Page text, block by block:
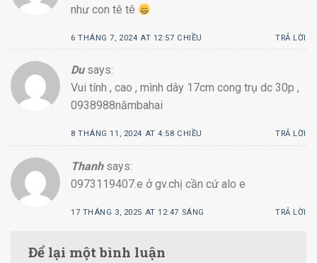
như con tê tê
6 THÁNG 7, 2024 AT 12:57 CHIỀU TRẢ LỜI
Du says:
Vui tính , cao , mình dây 17cm cong trụ dc 30p ,
0938988nămbahai
8 THÁNG 11, 2024 AT 4:58 CHIỀU TRẢ LỜI
Thanh says:
0973119407.e ở gv.chị cần cứ alo e
17 THÁNG 3, 2025 AT 12:47 SÁNG TRẢ LỜI
Để lại một bình luận